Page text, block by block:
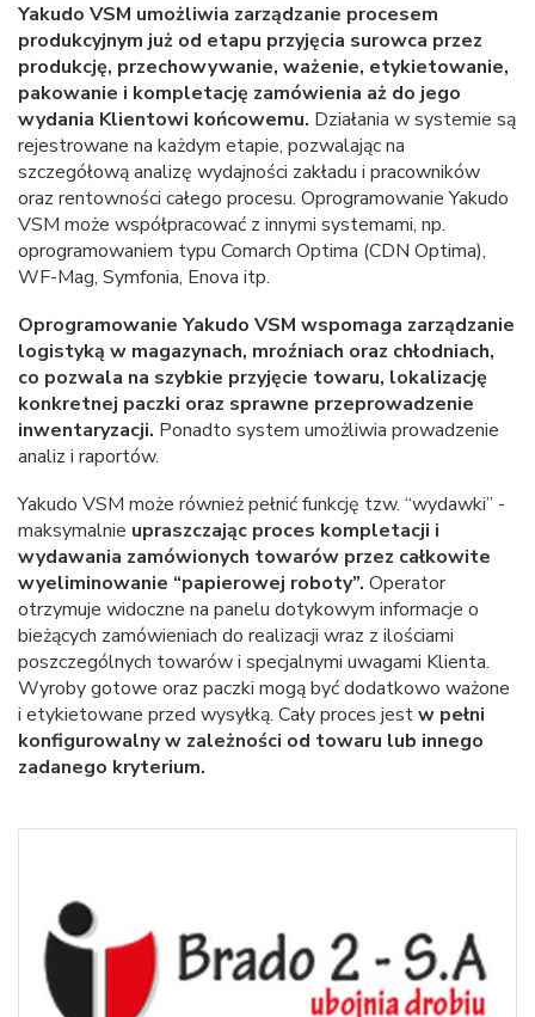
Yakudo VSM umożliwia zarządzanie procesem
produkcyjnym już od etapu przyjęcia surowca przez
produkcję, przechowywanie, ważenie, etykietowanie,
pakowanie i kompletację zamówienia aż do jego
wydania Klientowi końcowemu. Działania w systemie są
rejestrowane na każdym etapie, pozwalając na
szczegółową analizę wydajności zakładu i pracowników
oraz rentowności całego procesu. Oprogramowanie Yakudo
VSM może współpracować z innymi systemami, np.
oprogramowaniem typu Comarch Optima (CDN Optima),
WF-Mag, Symfonia, Enova itp.
Oprogramowanie Yakudo VSM wspomaga zarządzanie
logistyką w magazynach, mroźniach oraz chłodniach,
co pozwala na szybkie przyjęcie towaru, lokalizację
konkretnej paczki oraz sprawne przeprowadzenie
inwentaryzacji. Ponadto system umożliwia prowadzenie
analiz i raportów.
Yakudo VSM może również pełnić funkcję tzw. “wydawki” -
maksymalnie upraszczając proces kompletacji i
wydawania zamówionych towarów przez całkowite
wyeliminowanie “papierowej roboty”. Operator
otrzymuje widoczne na panelu dotykowym informacje o
bieżących zamówieniach do realizacji wraz z ilościami
poszczególnych towarów i specjalnymi uwagami Klienta.
Wyroby gotowe oraz paczki mogą być dodatkowo ważone
i etykietowane przed wysyłką. Cały proces jestw pełni
konfigurowalny w zależności od towaru lub innego
zadanego kryterium.